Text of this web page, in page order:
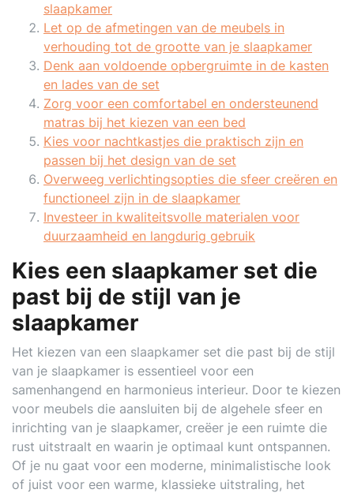
slaapkamer
Let op de afmetingen van de meubels in
verhouding tot de grootte van je slaapkamer
Denk aan voldoende opbergruimte in de kasten
en lades van de set
Zorg voor een comfortabel en ondersteunend
matras bij het kiezen van een bed
Kies voor nachtkastjes die praktisch zijn en
passen bij het design van de set
Overweeg verlichtingsopties die sfeer creëren en
functioneel zijn in de slaapkamer
Investeer in kwaliteitsvolle materialen voor
duurzaamheid en langdurig gebruik
Kies een slaapkamer set die
past bij de stijl van je
slaapkamer
Het kiezen van een slaapkamer set die past bij de stijl
van je slaapkamer is essentieel voor een
samenhangend en harmonieus interieur. Door te kiezen
voor meubels die aansluiten bij de algehele sfeer en
inrichting van je slaapkamer, creëer je een ruimte die
rust uitstraalt en waarin je optimaal kunt ontspannen.
Of je nu gaat voor een moderne, minimalistische look
of juist voor een warme, klassieke uitstraling, het